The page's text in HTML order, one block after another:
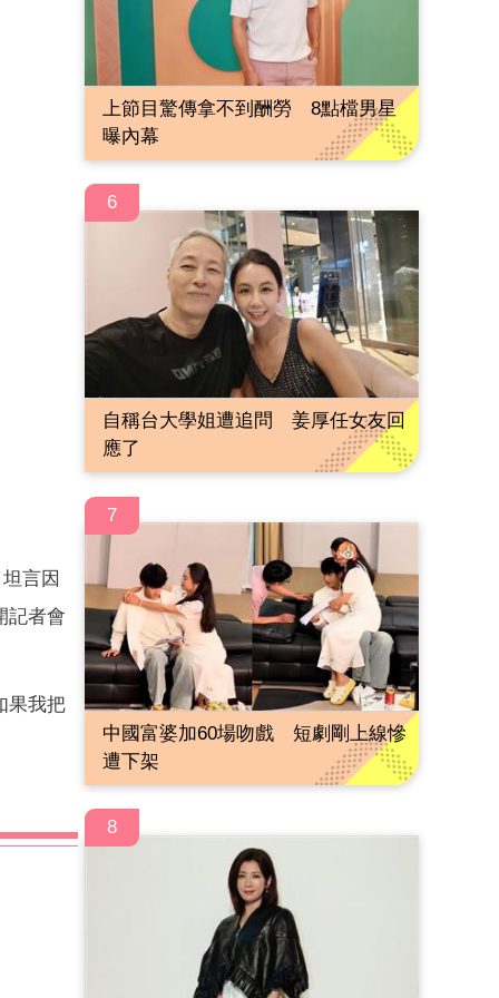
言因
記者會
果我把
上節目驚傳拿不到酬勞 8點檔男星
曝內幕
6
自稱台大學姐遭追問 姜厚任女友回
應了
7
中國富婆加60場吻戲 短劇剛上線慘
遭下架
8